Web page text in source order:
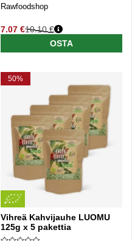
Rawfoodshop
7.07 €
Normaali hinta
10.10 €
OSTA
50%
Vihreä Kahvijauhe LUOMU
125g x 5 pakettia